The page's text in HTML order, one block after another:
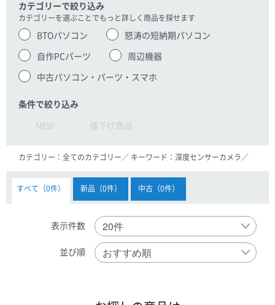
カテゴリーで絞り込み
カテゴリーを選ぶことでもっと詳しく商品を探せます
BTOパソコン
怒涛の短納期パソコン
自作PCパーツ
周辺機器
中古パソコン・パーツ・スマホ
条件で絞り込み
NEW
値下げ商品
カテゴリー： 全てのカテゴリー キーワード： 深度センサーカメラ
すべて 0 新品 0 中古 0
表示件数
並び順